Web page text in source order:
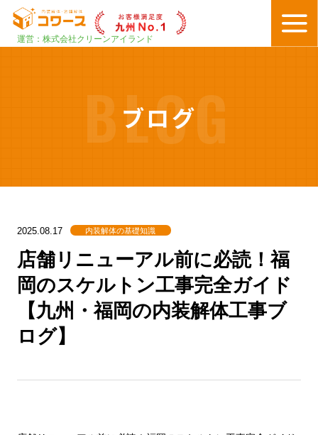
運営：株式会社クリーンアイランド
BLOG
ブログ
2025.08.17 内装解体の基礎知識
店舗リニューアル前に必読！福
岡のスケルトン工事完全ガイド
【九州・福岡の内装解体工事ブ
ログ】